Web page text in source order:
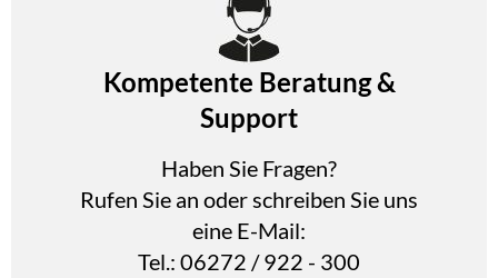
Kompetente Beratung &
Support
Haben Sie Fragen?
Rufen Sie an oder schreiben Sie uns
eine E-Mail:
Tel.: 06272 / 922 - 300